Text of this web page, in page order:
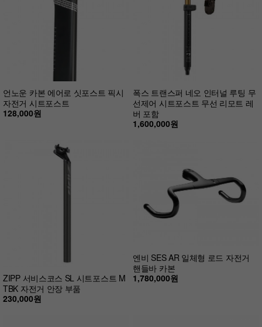
언노운 카본 에어로 싯포스트 픽시
자전거 시트포스트
128,000원
폭스 트랜스퍼 네오 인터널 루팅 무
선제어 시트포스트 무선 리모트 레
버 포함
1,600,000원
ZIPP 서비스코스 SL 시트포스트 M
TBK 자전거 안장 부품
230,000원
엔비 SES AR 일체형 로드 자전거
핸들바 카본
1,780,000원